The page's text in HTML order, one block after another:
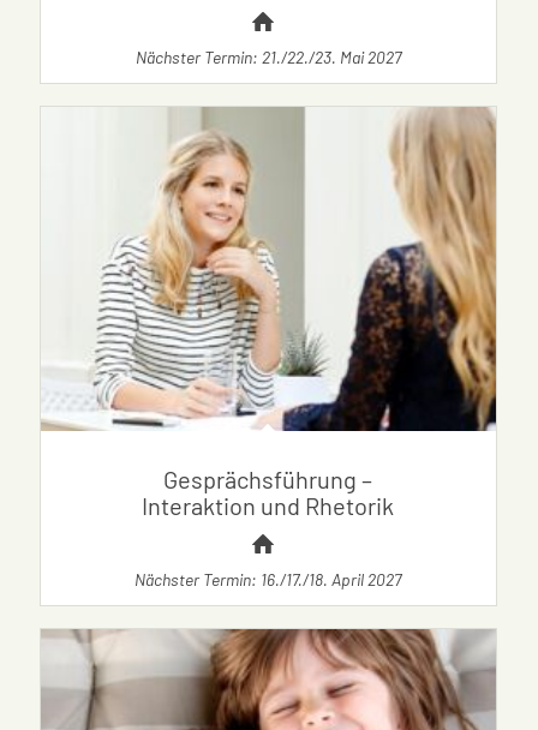
Nächster Termin: 21./22./23. Mai 2027
Gesprächsführung –
Interaktion und Rhetorik
Nächster Termin: 16./17./18. April 2027